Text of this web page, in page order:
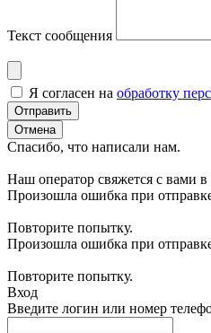
Текст сообщения
Я согласен на обработку
Отправить
Отмена
Спасибо, что написали нам.
Наш оператор свяжется с вами
Произошла ошибка при
Повторите попытку.
Произошла ошибка при
Повторите попытку.
Вход
Введите логин или номер